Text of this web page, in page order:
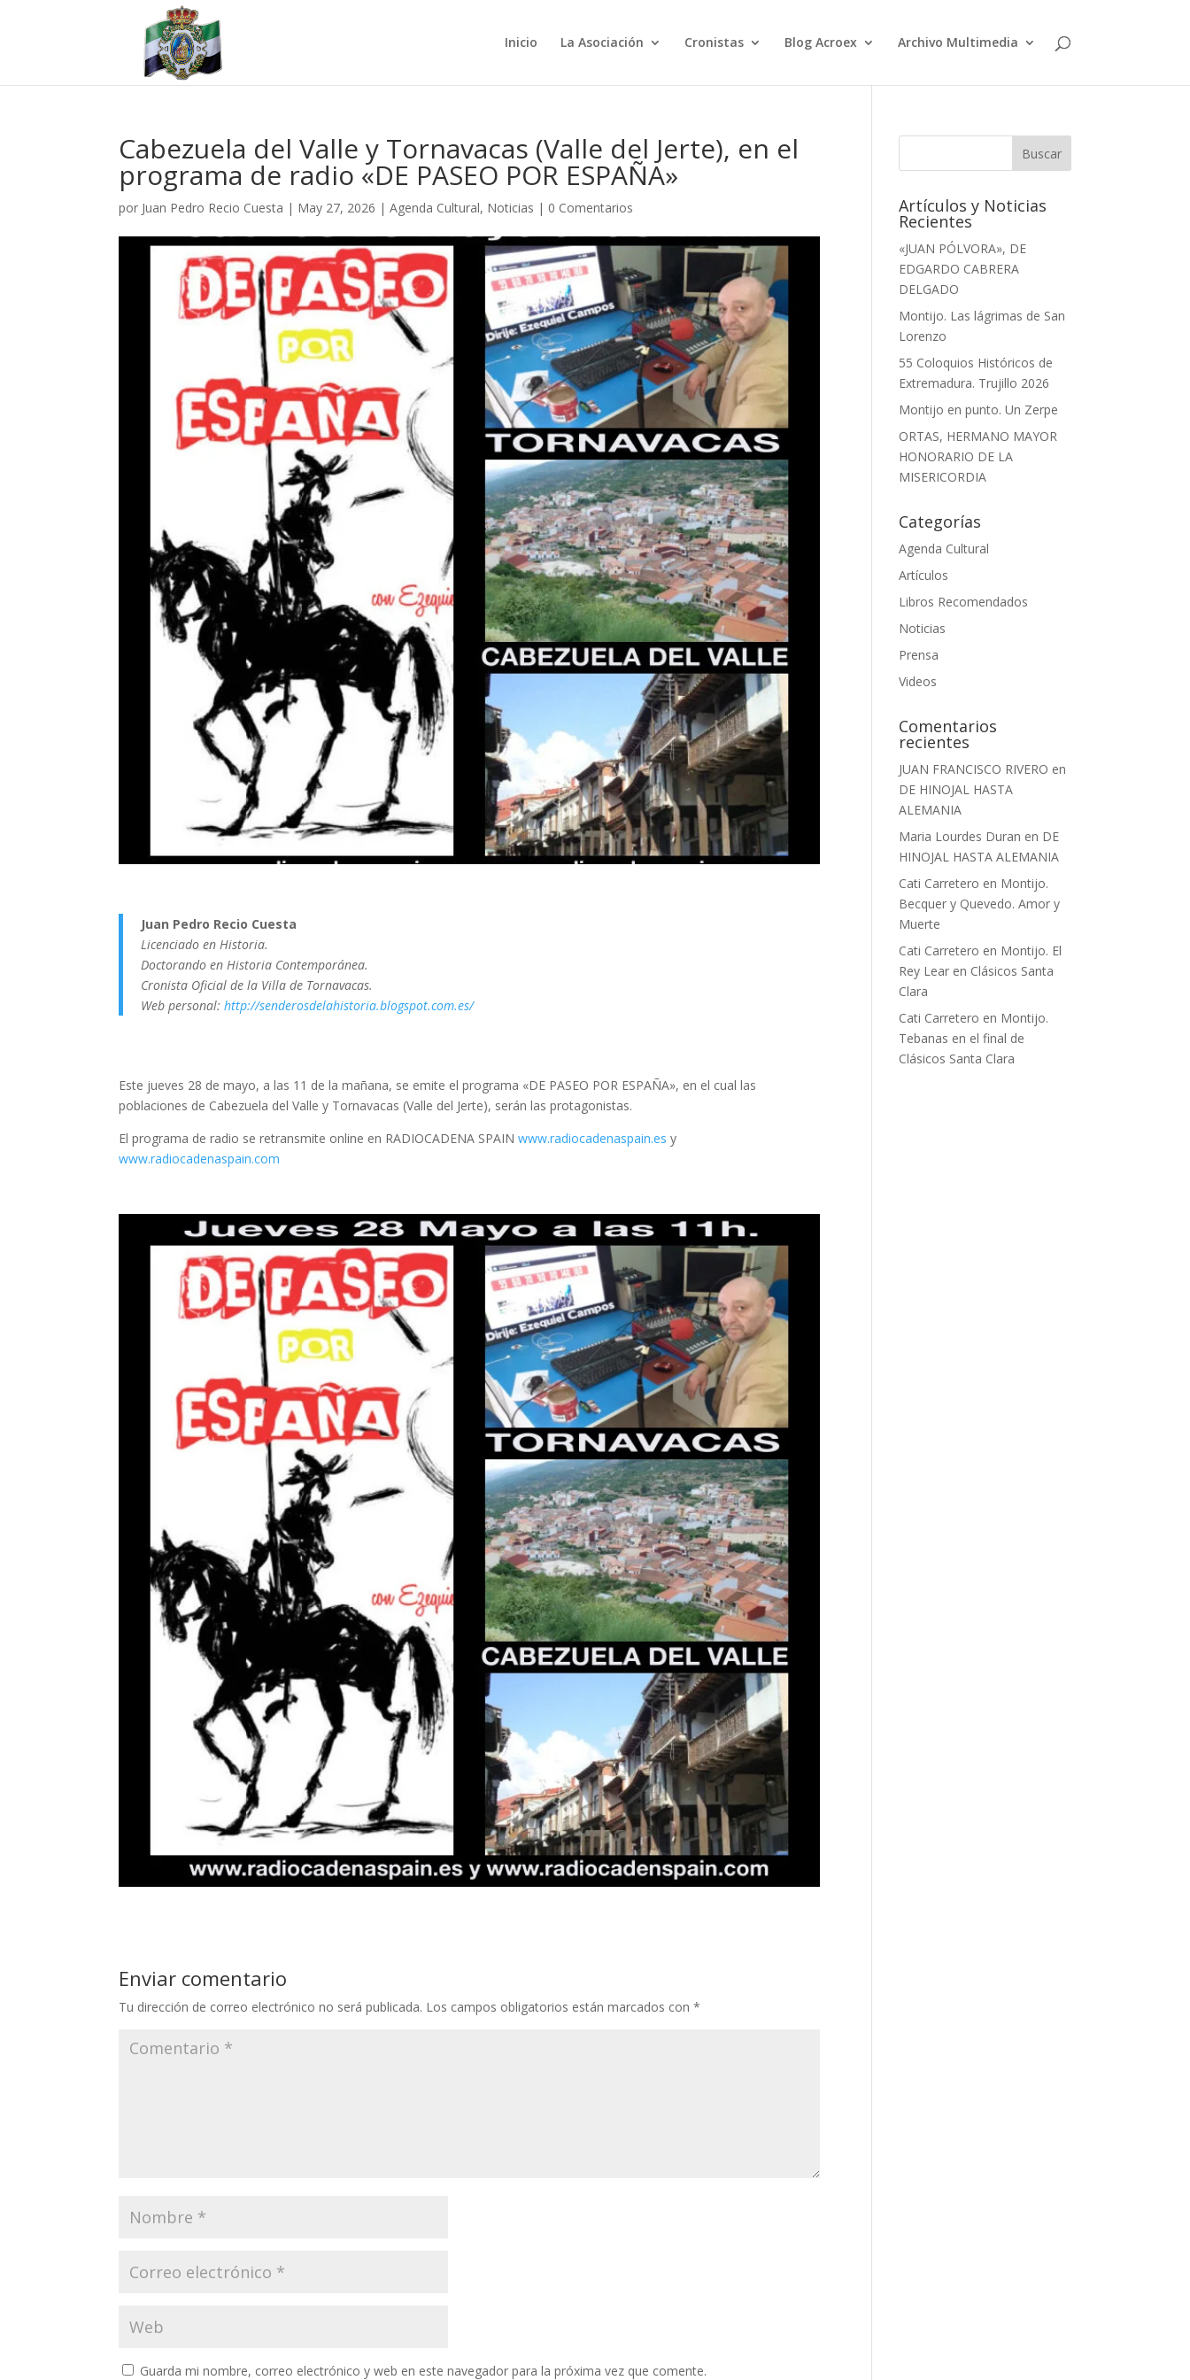
Inicio La Asociación Cronistas Blog Acroex Archivo Multimedia
Cabezuela del Valle y Tornavacas (Valle del Jerte), en el
programa de radio «DE PASEO POR ESPAÑA»
por Juan Pedro Recio Cuesta | May 27, 2026 |Agenda Cultural, Noticias | 0 Comentarios
Juan Pedro Recio Cuesta
Licenciado en Historia.
Doctorando en Historia Contemporánea.
Cronista Oficial de la Villa de Tornavacas.
Web personal:http://senderosdelahistoria.blogspot.com.es/
Este jueves 28 de mayo, a las 11 de la mañana, se emite el programa «DE PASEO POR ESPAÑA», en el cual las
poblaciones de Cabezuela del Valle y Tornavacas (Valle del Jerte), serán las protagonistas.
El programa de radio se retransmite online en RADIOCADENA SPAINwww.radiocadenaspain.es y
www.radiocadenaspain.com
Enviar comentario
Tu dirección de correo electrónico no será publicada. Los campos obligatorios están marcados con*
Guarda mi nombre, correo electrónico y web en este navegador para la próxima vez que comente.
Artículos y Noticias
Recientes
«JUAN PÓLVORA», DE
EDGARDO CABRERA
DELGADO
Montijo. Las lágrimas de San
Lorenzo
55 Coloquios Históricos de
Extremadura. Trujillo 2026
Montijo en punto. Un Zerpe
ORTAS, HERMANO MAYOR
HONORARIO DE LA
MISERICORDIA
Categorías
Agenda Cultural
Artículos
Libros Recomendados
Noticias
Prensa
Videos
Comentarios
recientes
JUAN FRANCISCO RIVERO en
DE HINOJAL HASTA
ALEMANIA
Maria Lourdes Duran en DE
HINOJAL HASTA ALEMANIA
Cati Carretero en Montijo.
Becquer y Quevedo. Amor y
Muerte
Cati Carretero en Montijo. El
Rey Lear en Clásicos Santa
Clara
Cati Carretero en Montijo.
Tebanas en el final de
Clásicos Santa Clara